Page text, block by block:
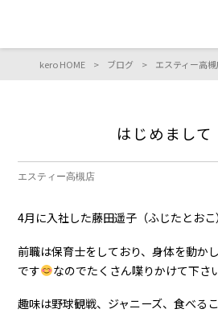
kero HOME > ブログ > エスティー高
はじめまして
エスティー高槻店
4月に入社した藤田遥子（ふじたとおこ
前職は保育士をしており、身体を動か
です
なのでたくさん喋りかけて下さ
趣味は野球観戦、ジャニーズ、食べる